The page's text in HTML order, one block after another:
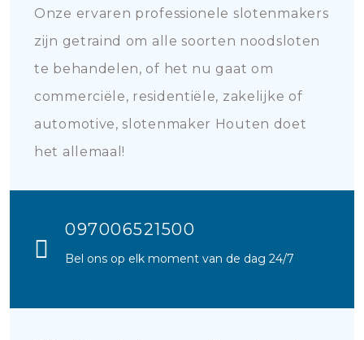
Onze ervaren professionele slotenmakers
zijn getraind om alle soorten noodsloten
te behandelen, of het nu gaat om
commerciële, residentiële, zakelijke of
automotive, slotenmaker Houten doet
het allemaal!
097006521500
Bel ons op elk moment van de dag 24/7